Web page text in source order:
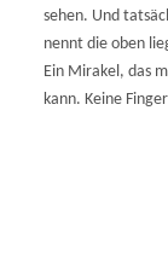
sehen. Und
nennt die oben
Ein Mirakel, das
kann. Keine